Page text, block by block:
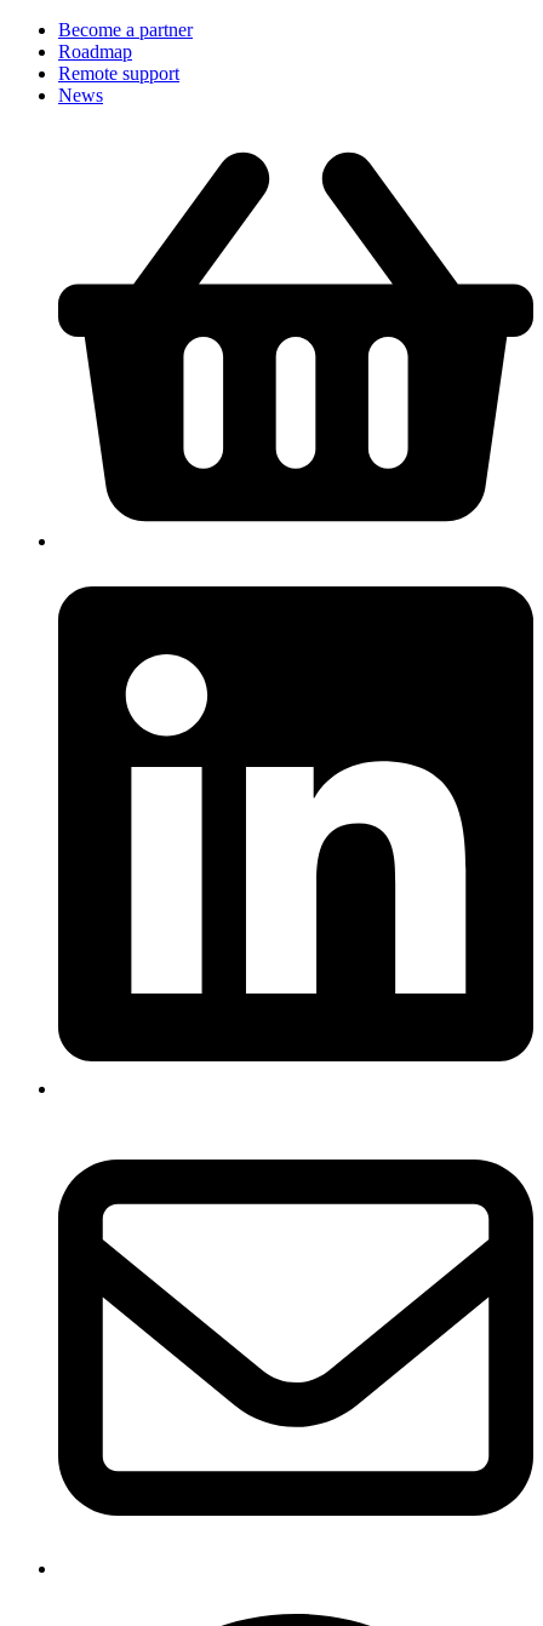
Become a partner
Roadmap
Remote support
News